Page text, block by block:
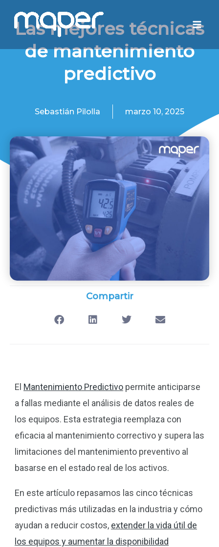
contenido
Las mejores técnicas
de mantenimiento
predictivo
Sebastián Pilolla marzo 10, 2025
Compartir
El Mantenimiento Predictivo permite anticiparse
a fallas mediante el análisis de datos reales de
los equipos. Esta estrategia reemplaza con
eficacia al mantenimiento correctivo y supera las
limitaciones del mantenimiento preventivo al
basarse en el estado real de los activos.
En este artículo repasamos las cinco técnicas
predictivas más utilizadas en la industria y cómo
ayudan a reducir costos, extender la vida útil de
los equipos y aumentar la disponibilidad